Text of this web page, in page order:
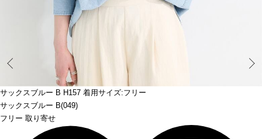
サックスブルー B H157 着用サイズ:フリー
サックスブルー B(049)
フリー 取り寄せ